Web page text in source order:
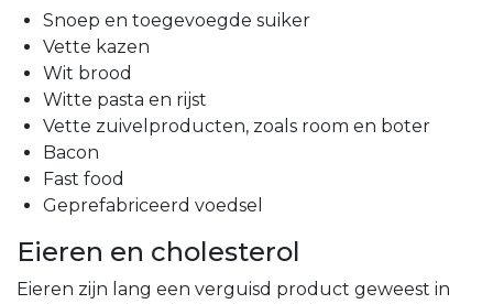
Snoep en toegevoegde suiker
Vette kazen
Wit brood
Witte pasta en rijst
Vette zuivelproducten, zoals room en boter
Bacon
Fast food
Geprefabriceerd voedsel
Eieren en cholesterol
Eieren zijn lang een verguisd product geweest in